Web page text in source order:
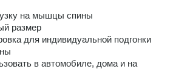
на мышцы спины
размер
для индивидуальной подгонки
в автомобиле, дома и на